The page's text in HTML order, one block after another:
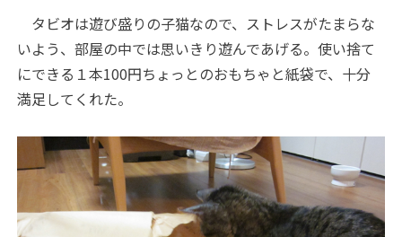
タビオは遊び盛りの子猫なので、ストレスがたまらな
いよう、部屋の中では思いきり遊んであげる。使い捨て
にできる１本100円ちょっとのおもちゃと紙袋で、十分
満足してくれた。